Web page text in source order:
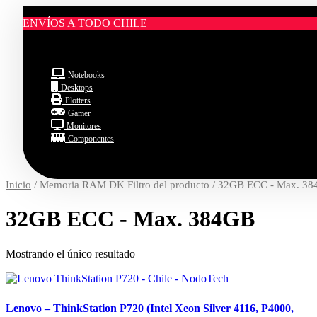
ENVÍOS A TODO CHILE
Notebooks
Desktops
Plotters
Gamer
Monitores
Componentes
Inicio / Memoria RAM DK Filtro del producto / 32GB ECC - Max.
32GB ECC - Max. 384GB
Mostrando el único resultado
Lenovo – ThinkStation P720 (Intel Xeon Silver 4116, P4000,